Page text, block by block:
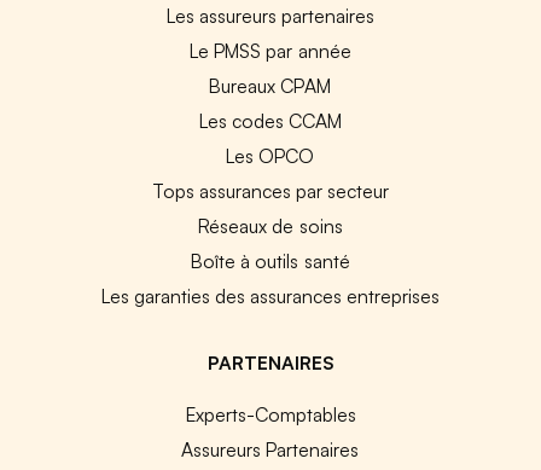
Les assureurs partenaires
Le PMSS par année
Bureaux CPAM
Les codes CCAM
Les OPCO
Tops assurances par secteur
Réseaux de soins
Boîte à outils santé
Les garanties des assurances entreprises
PARTENAIRES
Experts-Comptables
Assureurs Partenaires